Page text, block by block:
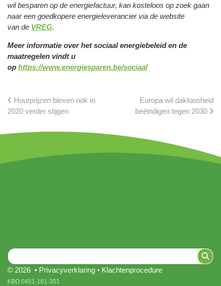
wil besparen op de energiefactuur, kan kosteloos op zoek gaan
naar een goedkopere energieleverancier via de website
van de VREG.
Meer informatie over het sociaal energiebeleid en de
maatregelen vindt u
op https://www.energiesparen.be/sociaal
Huurprijzen bleven ook in
2020 verder stijgen
Europa wil dakloosheid
beëindigen tegen 2030
© 2026 • Privacyverklaring • Klachtenprocedure
KBO 0451-161-351